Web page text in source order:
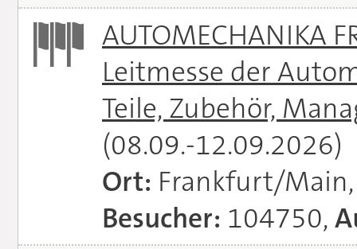
AUTOMECHANIKA
Leitmesse der
Teile, Zubehör,
(08.09.-12.09.2026)
Ort: Frankfurt/
Besucher: 104750,